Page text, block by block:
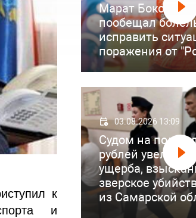
к
и
Марат Бокоев из
пообещал
исправить
поражения от
03.08.2026 13:09
Судом на
рублей
ущерба,
зверское
из Самарской